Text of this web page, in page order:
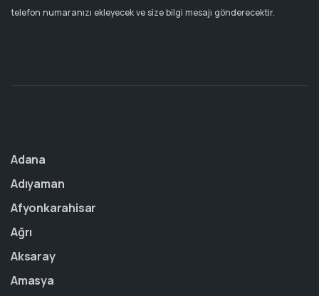
telefon numaranızı ekleyecek ve size bilgi mesajı gönderecektir.
Adana
Adıyaman
Afyonkarahisar
Ağrı
Aksaray
Amasya